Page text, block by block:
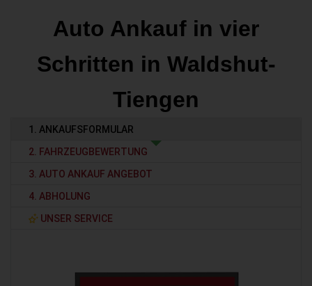
Auto Ankauf in vier
Schritten in Waldshut-
Tiengen
1. ANKAUFSFORMULAR
2. FAHRZEUGBEWERTUNG
3. AUTO ANKAUF ANGEBOT
4. ABHOLUNG
UNSER SERVICE